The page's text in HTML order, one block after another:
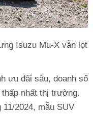
Isuzu Mu-X vẫn lọt
ưu đãi sâu, doanh số
nhất thị trường.
2024, mẫu SUV